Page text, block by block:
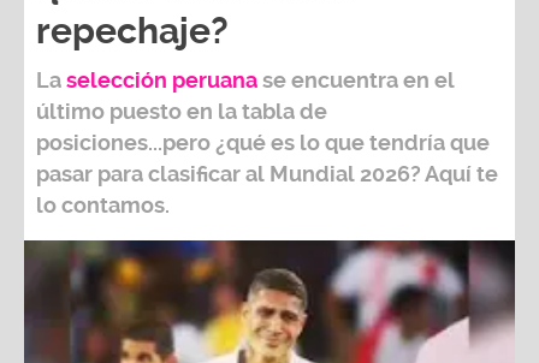
repechaje?
Laselección peruanase encuentra en el
último puesto en la tabla de
posiciones...pero ¿qué es lo que tendría que
pasar para clasificar al Mundial 2026?Aquí te
lo contamos.